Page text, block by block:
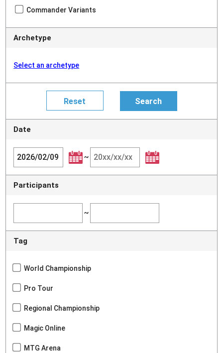
Commander Variants
Archetype
Select an archetype
Date
~
Participants
~
Tag
World Championship
Pro Tour
Regional Championship
Magic Online
MTG Arena